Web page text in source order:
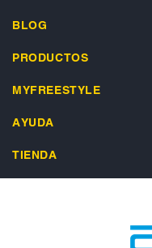
BLOG
PRODUCTOS
MYFREESTYLE
AYUDA
TIENDA